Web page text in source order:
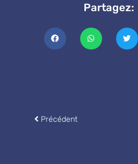
Partagez:
Précédent